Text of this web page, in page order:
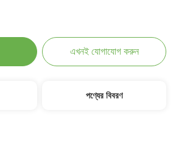
এখনই যোগাযোগ করুন
পণ্যের বিবরণ